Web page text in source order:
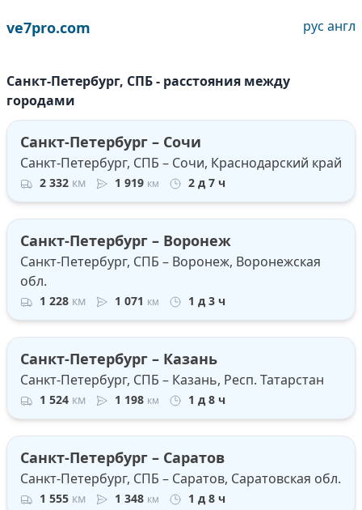
ve7pro.com рус англ
Санкт-Петербург, СПБ - расстояния между
городами
Санкт-Петербург – Сочи
Санкт-Петербург, СПБ – Сочи, Краснодарский край
2 332 км 1 919 км 2 д 7 ч
Санкт-Петербург – Воронеж
Санкт-Петербург, СПБ – Воронеж, Воронежская
обл.
1 228 км 1 071 км 1 д 3 ч
Санкт-Петербург – Казань
Санкт-Петербург, СПБ – Казань, Респ. Татарстан
1 524 км 1 198 км 1 д 8 ч
Санкт-Петербург – Саратов
Санкт-Петербург, СПБ – Саратов, Саратовская обл.
1 555 км 1 348 км 1 д 8 ч